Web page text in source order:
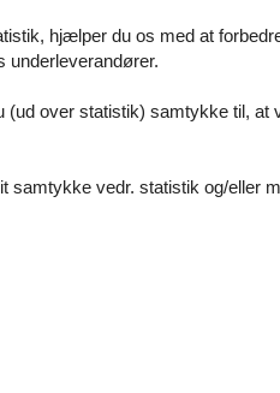
hjælper du os med at
underleverandører.
over statistik) samtykke til, at
samtykke vedr. statistik og/eller